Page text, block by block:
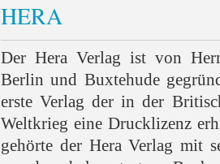
HERA
Der Hera Verlag ist von
Berlin und Buxtehude
erste Verlag der in der
Weltkrieg eine Drucklizenz
gehörte der Hera Verlag mit